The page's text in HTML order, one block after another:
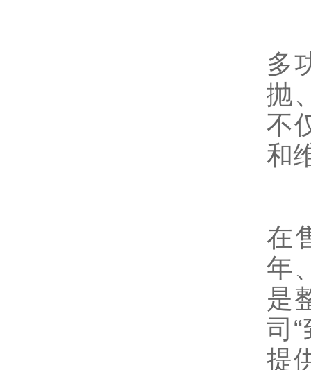
多
抛
不
和
在
年
是
司
提